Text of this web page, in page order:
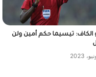
تيسيما حكم أمين ولن